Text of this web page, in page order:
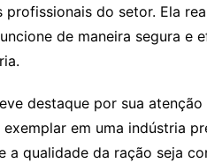
profissionais do setor. Ela
de maneira segura e
destaque por sua
em uma indústria
a qualidade da ração seja